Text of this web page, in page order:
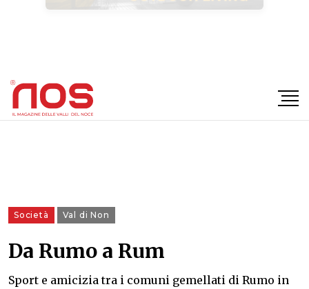
×
Società Val di Non
Da Rumo a Rum
Sport e amicizia tra i comuni gemellati di Rumo in